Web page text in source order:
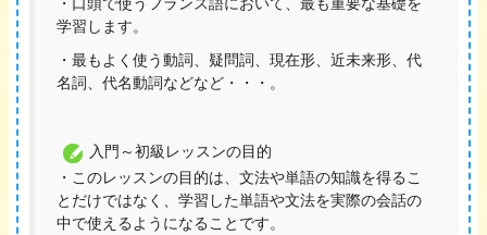
学習します。
・最もよく使う動詞、疑問詞、現在形、近未来形、代
名詞、代名動詞などなど・・・。
入門～初級レッスンの目的
・このレッスンの目的は、文法や単語の知識を得るこ
とだけではなく、学習した単語や文法を実際の会話の
中で使えるようになることです。